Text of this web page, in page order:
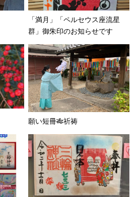
「満月」「ペルセウス座流星
群」御朱印のお知らせです
願い短冊🎋祈祷